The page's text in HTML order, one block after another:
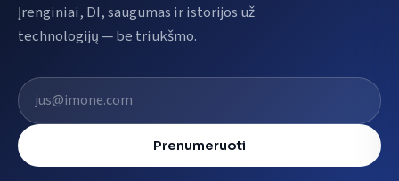
Įrenginiai, DI, saugumas ir istorijos už
technologijų — be triukšmo.
El. pašto adresas
Prenumeruoti